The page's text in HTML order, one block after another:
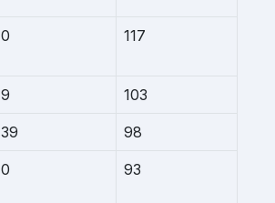
0 117
9 103
39 98
0 93